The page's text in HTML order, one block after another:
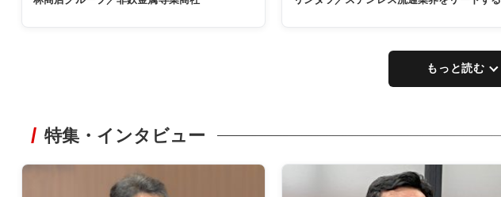
もっと読む
特集・インタビュー